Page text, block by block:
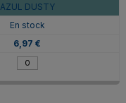
AZUL DUSTY
En stock
6,97 €